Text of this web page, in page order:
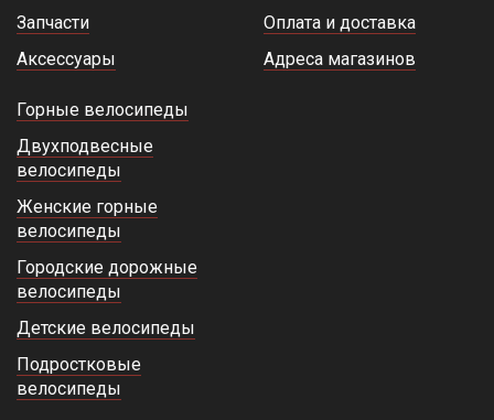
Запчасти
Аксессуары
Оплата и доставка
Адреса магазинов
Горные велосипеды
Двухподвесные
велосипеды
Женские горные
велосипеды
Городские дорожные
велосипеды
Детские велосипеды
Подростковые
велосипеды